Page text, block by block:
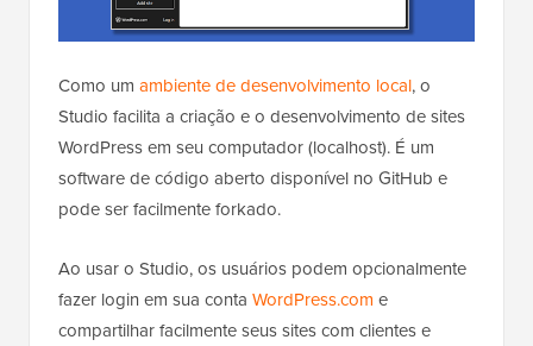
Como um ambiente de desenvolvimento local, o
Studio facilita a criação e o desenvolvimento de sites
WordPress em seu computador (localhost). É um
software de código aberto disponível no GitHub e
pode ser facilmente forkado.
Ao usar o Studio, os usuários podem opcionalmente
fazer login em sua conta WordPress.com e
compartilhar facilmente seus sites com clientes e